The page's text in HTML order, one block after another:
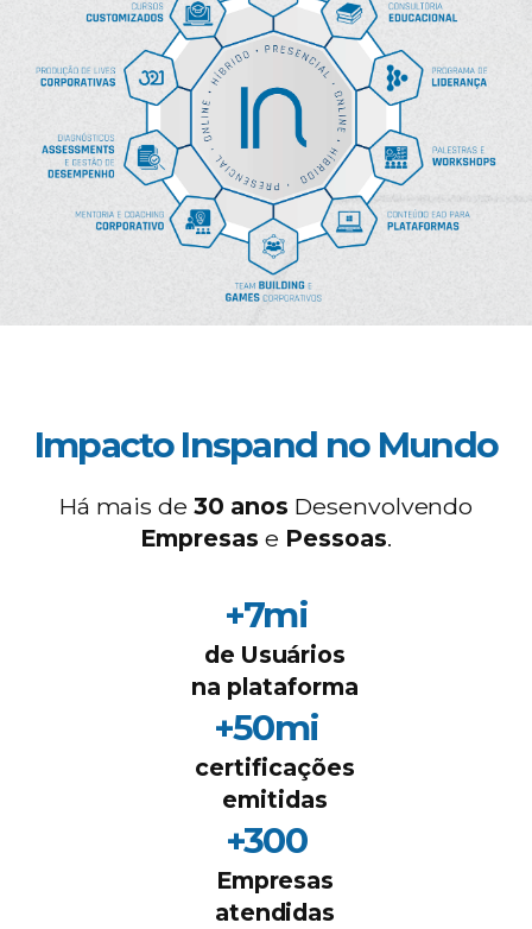
Impacto Inspand no Mundo
Há mais de30 anos Desenvolvendo
Empresas e Pessoas.
+7mi
de Usuários
na plataforma
+50mi
certificações
emitidas
+300
Empresas
atendidas